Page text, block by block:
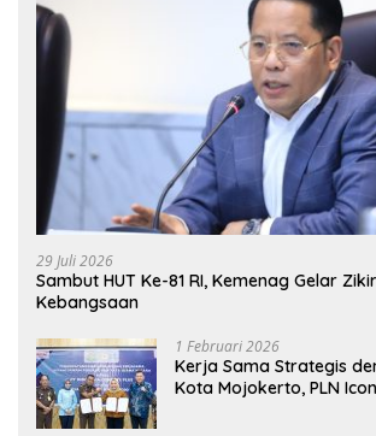
29 Juli 2026
Sambut HUT Ke-81 RI, Kemenag Gelar
Kebangsaan
1 Februari 2026
Kerja Sama Strategis
Kota Mojokerto, PLN